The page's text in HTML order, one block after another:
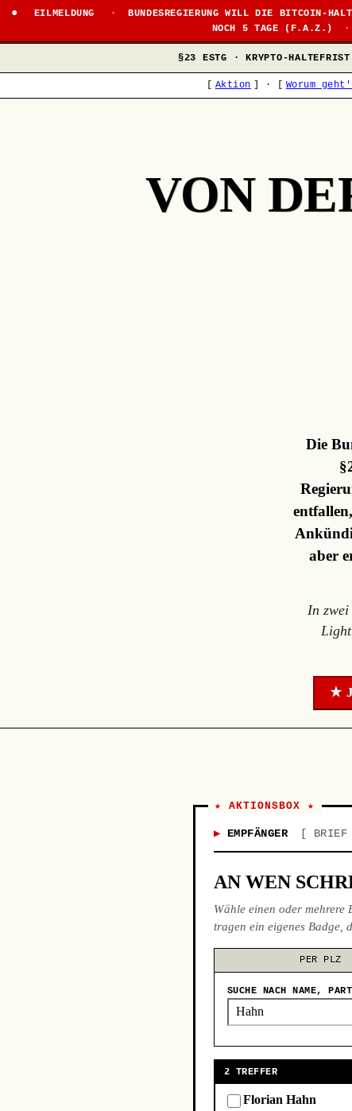
EILMELDUNG · BUNDESREGIERUNG WILL DIE BITCOIN-
NOCH 5 TAGE (F.A.Z.)
·
§23 ESTG · KRYPTO-HALTEFRIST
Aktion · Worum
VON
Die
aber
In zwei
★
★ AKTIONSBOX ★
EMPFÄNGER BRIEF
AN WEN
Wähle einen oder mehrere
tragen ein eigenes Badge,
PER PLZ
SUCHE NACH NAME,
2 TREFFER
Florian Hahn